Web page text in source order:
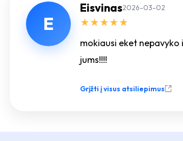
E
Eisvinas2026-03-02
★★★★★
mokiausi eket
jums!!!!
Grįžti į visus atsiliepimus